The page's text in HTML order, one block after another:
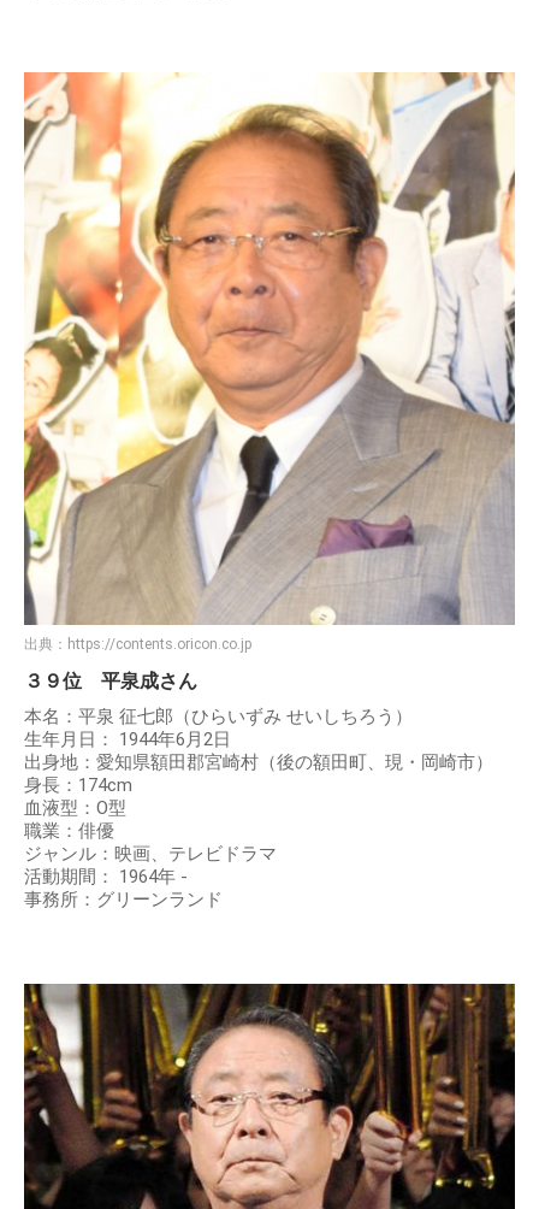
出典： https://contents.oricon.co.jp
３９位 平泉成さん
本名：平泉 征七郎（ひらいずみ せいしちろう）
生年月日： 1944年6月2日
出身地：愛知県額田郡宮崎村（後の額田町、現・岡崎市）
身長：174cm
血液型：O型
職業：俳優
ジャンル：映画、テレビドラマ
活動期間： 1964年 -
事務所：グリーンランド